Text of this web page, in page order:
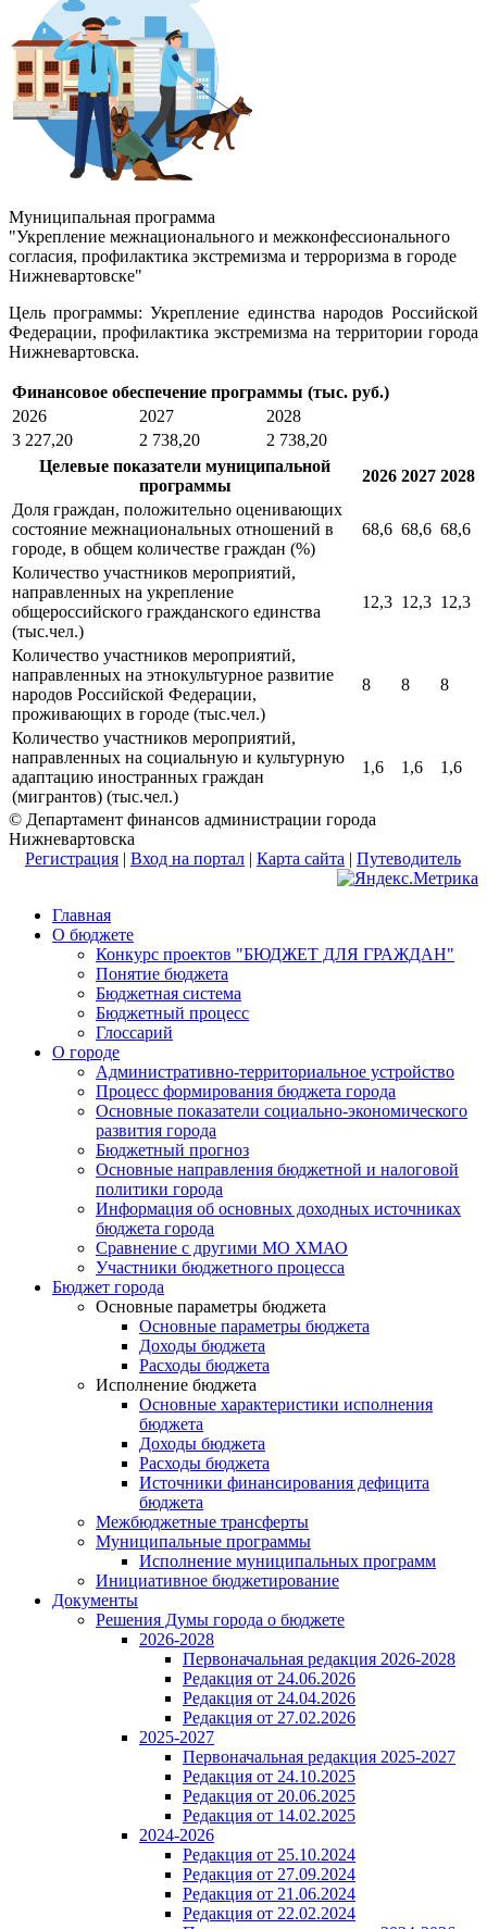
Муниципальная программа
"Укрепление межнационального и межконфессионального
согласия, профилактика экстремизма и терроризма в городе
Нижневартовске"
Цель программы:Укрепление единства народов Российской
Федерации, профилактика экстремизма на территории города
Нижневартовска.
Финансовое обеспечение программы (тыс. руб.)
2026
2027
2028
3 227,20
2 738,20
2 738,20
Целевые показатели муниципальной
программы
2026 2027 2028
Доля граждан, положительно оценивающих
состояние межнациональных отношений в
городе, в общем количестве граждан (%)
68,6 68,6 68,6
Количество участников мероприятий,
направленных на укрепление
общероссийского гражданского единства
(тыс.чел.)
12,3 12,3 12,3
Количество участников мероприятий,
направленных на этнокультурное развитие
народов Российской Федерации,
проживающих в городе (тыс.чел.)
8 8 8
Количество участников мероприятий,
направленных на социальную и культурную
адаптацию иностранных граждан
(мигрантов) (тыс.чел.)
1,6 1,6 1,6
© Департамент финансов администрации города
Нижневартовска
Регистрация | Вход на портал | Карта сайта | Путеводитель
Главная
О бюджете
Конкурс проектов "БЮДЖЕТ ДЛЯ ГРАЖДАН"
Понятие бюджета
Бюджетная система
Бюджетный процесс
Глоссарий
О городе
Административно-территориальное устройство
Процесс формирования бюджета города
Основные показатели социально-экономического
развития города
Бюджетный прогноз
Основные направления бюджетной и налоговой
политики города
Информация об основных доходных источниках
бюджета города
Сравнение с другими МО ХМАО
Участники бюджетного процесса
Бюджет города
Основные параметры бюджета
Основные параметры бюджета
Доходы бюджета
Расходы бюджета
Исполнение бюджета
Основные характеристики исполнения
бюджета
Доходы бюджета
Расходы бюджета
Источники финансирования дефицита
бюджета
Межбюджетные трансферты
Муниципальные программы
Исполнение муниципальных программ
Инициативное бюджетирование
Документы
Решения Думы города о бюджете
2026-2028
Первоначальная редакция 2026-2028
Редакция от 24.06.2026
Редакция от 24.04.2026
Редакция от 27.02.2026
2025-2027
Первоначальная редакция 2025-2027
Редакция от 24.10.2025
Редакция от 20.06.2025
Редакция от 14.02.2025
2024-2026
Редакция от 25.10.2024
Редакция от 27.09.2024
Редакция от 21.06.2024
Редакция от 22.02.2024